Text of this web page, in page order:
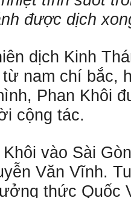
được dịch
dịch Kinh
nam chí bắc,
Phan Khôi
cộng tác.
vào Sài
Văn Vĩnh.
thức Quốc